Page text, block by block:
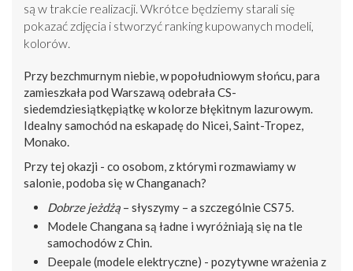
są w trakcie realizacji. Wkrótce będziemy starali się
pokazać zdjęcia i stworzyć ranking kupowanych modeli,
kolorów.
Przy bezchmurnym niebie, w popołudniowym słońcu, para
zamieszkała pod Warszawą odebrała CS-
siedemdziesiątkępiątkę w kolorze błękitnym lazurowym.
Idealny samochód na eskapadę do Nicei, Saint-Tropez,
Monako.
Przy tej okazji - co osobom, z którymi rozmawiamy w
salonie, podoba się w Changanach?
Dobrze jeżdżą – słyszymy – a szczególnie CS75.
Modele Changana są ładne i wyróżniają się na tle
samochodów z Chin.
Deepale (modele elektryczne) - pozytywne wrażenia z